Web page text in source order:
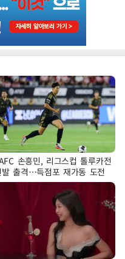
손흥민, 리그스컵 톨루카전
발 출격…득점포 재가동 도전